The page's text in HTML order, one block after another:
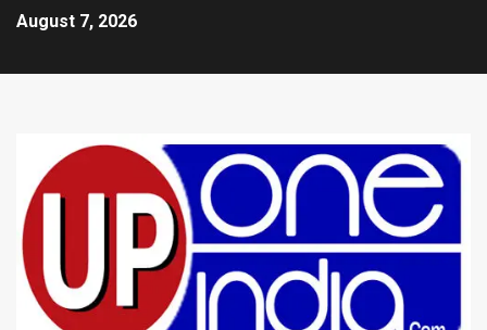
August 7, 2026